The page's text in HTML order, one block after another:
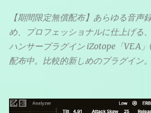
【期間限定無償配布】あらゆる音声
め、プロフェッショナルに仕上げる
ハンサープラグイン iZotope「VEA
配布中。比較的新しめのプラグイン